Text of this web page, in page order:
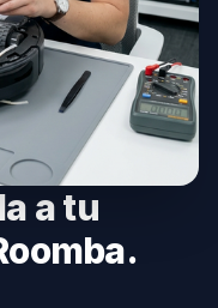
a tu